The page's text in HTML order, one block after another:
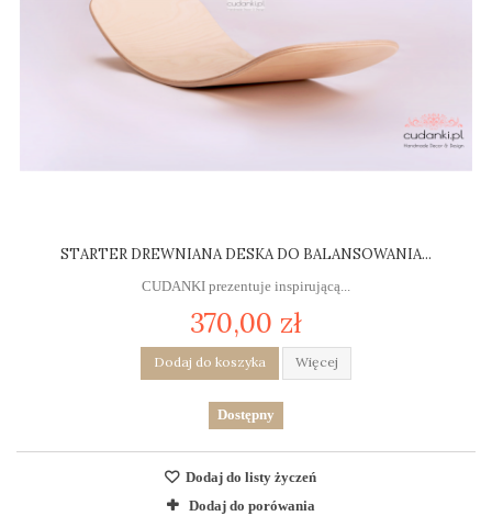
STARTER DREWNIANA DESKA DO BALANSOWANIA...
CUDANKI prezentuje inspirującą...
370,00 zł
Dodaj do koszyka Więcej
Dostępny
Dodaj do listy życzeń
Dodaj do porówania